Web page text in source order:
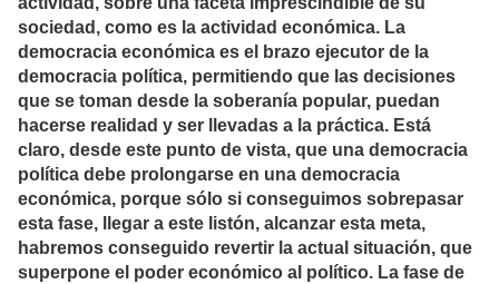
sociedad, como es la actividad económica. La
democracia económica es el brazo ejecutor de la
democracia política, permitiendo que las decisiones
que se toman desde la soberanía popular, puedan
hacerse realidad y ser llevadas a la práctica. Está
claro, desde este punto de vista, que una democracia
política debe prolongarse en una democracia
económica, porque sólo si conseguimos sobrepasar
esta fase, llegar a este listón, alcanzar esta meta,
habremos conseguido revertir la actual situación, que
superpone el poder económico al político. La fase de